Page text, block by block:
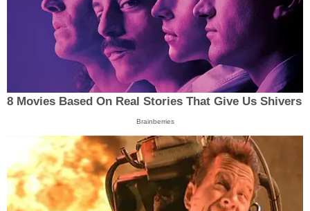
8 Movies Based On Real Stories That Give Us Shivers
Brainberries